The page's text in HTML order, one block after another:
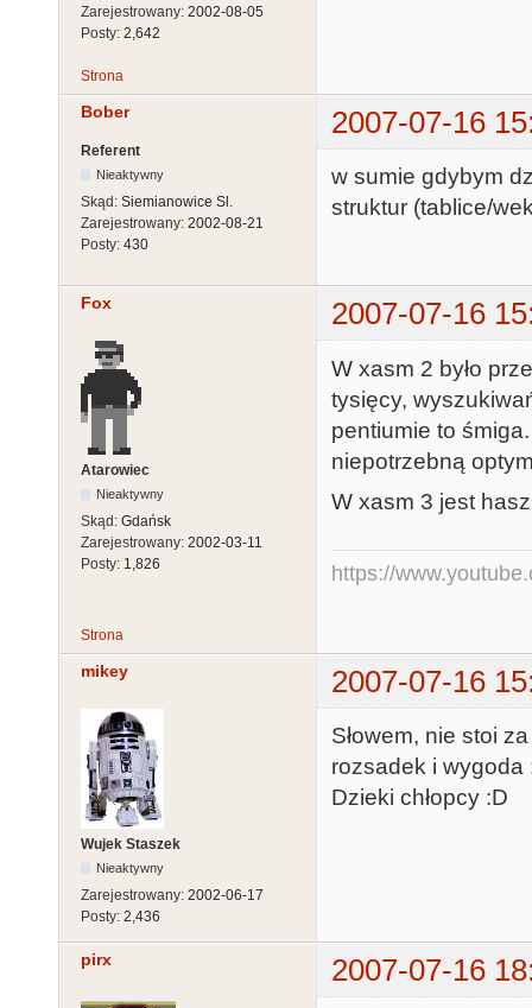
Zarejestrowany: 2002-08-05
Posty: 2,642
Strona
Bober 2007-07-16
Referent
Nieaktywny
Skąd: Siemianowice Sl.
Zarejestrowany: 2002-08-21
Posty: 430
w sumie gdybym
struktur (tablice/
Fox 2007-07-16
Atarowiec
Nieaktywny
Skąd: Gdańsk
Zarejestrowany: 2002-03-11
Posty: 1,826
W xasm 2 było
tysięcy,
pentiumie to
niepotrzebną
W xasm 3 jest
https://
Strona
mikey 2007-07-16
Wujek Staszek
Nieaktywny
Zarejestrowany: 2002-06-17
Posty: 2,436
Słowem, nie stoi
rozsadek i wygoda
Dzieki chłopcy :D
pirx 2007-07-16